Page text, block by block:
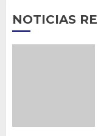
NOTICIAS